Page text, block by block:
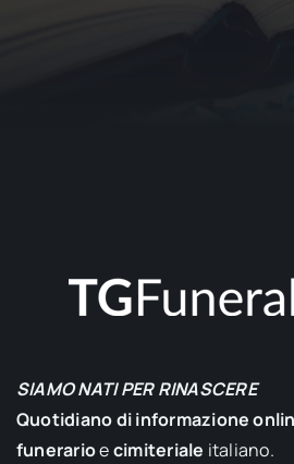
SIAMO NATI PER RINASCERE
Quotidiano di informazione
funerarioecimiteriale italiano.